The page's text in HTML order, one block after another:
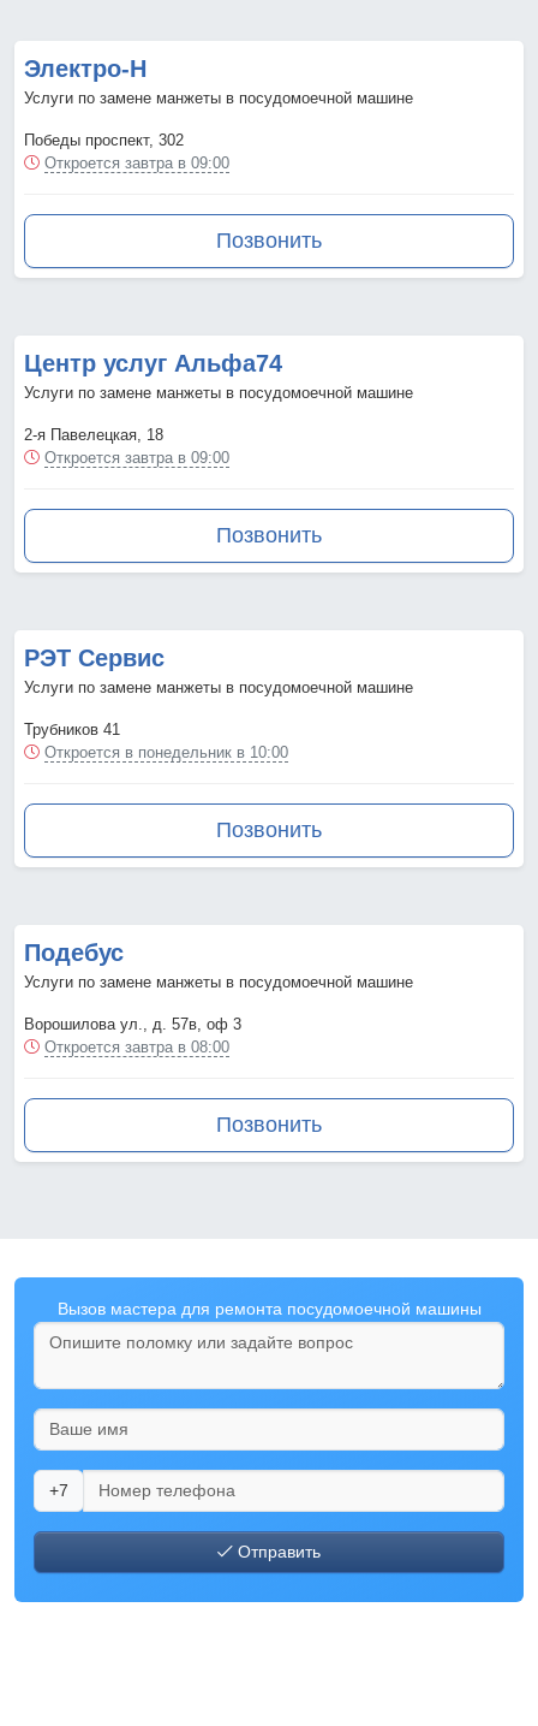
Электро-Н
Услуги по замене манжеты в посудомоечной машине
Победы проспект, 302
Откроется завтра в 09:00
Позвонить
Центр услуг Альфа74
Услуги по замене манжеты в посудомоечной машине
2-я Павелецкая, 18
Откроется завтра в 09:00
Позвонить
РЭТ Сервис
Услуги по замене манжеты в посудомоечной машине
Трубников 41
Откроется в понедельник в 10:00
Позвонить
Подебус
Услуги по замене манжеты в посудомоечной машине
Ворошилова ул., д. 57в, оф 3
Откроется завтра в 08:00
Позвонить
Вызов мастера для ремонта посудомоечной машины
+7
Отправить